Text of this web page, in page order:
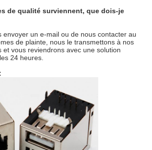
de qualité surviennent, que dois-je
envoyer un e-mail ou de nous contacter au
de plainte, nous le transmettons à nos
et vous reviendrons avec une solution
24 heures.